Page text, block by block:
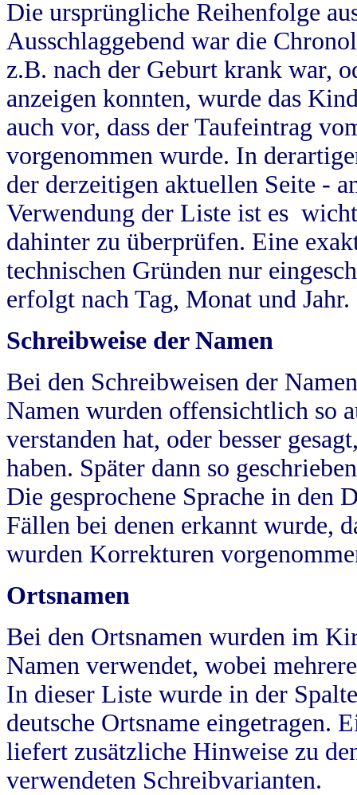
Die ursprüngliche Reihenfolge
Ausschlaggebend war die
z.B. nach der Geburt krank war,
anzeigen konnten, wurde das
auch vor, dass der Taufeintrag
vorgenommen wurde. In
der derzeitigen aktuellen Seite -
Verwendung der Liste ist es
dahinter zu überprüfen. Eine
technischen Gründen nur
erfolgt nach Tag, Monat und Jahr.
Schreibweise der Namen
Bei den Schreibweisen der
Namen wurden offensichtlich so
verstanden hat, oder besser
haben. Später dann so
Die gesprochene Sprache in
Fällen bei denen erkannt wurde,
wurden Korrekturen
Ortsnamen
Bei den Ortsnamen wurden im
Namen verwendet, wobei
In dieser Liste wurde in der
deutsche Ortsname eingetragen.
liefert zusätzliche Hinweise zu
verwendeten Schreibvarianten.